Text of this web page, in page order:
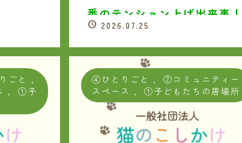
番のテンション上げ出来事！
2026.07.25
ごと
①子
④ひとりごと
②コミュニティー
スペース
①子どもたちの居場所